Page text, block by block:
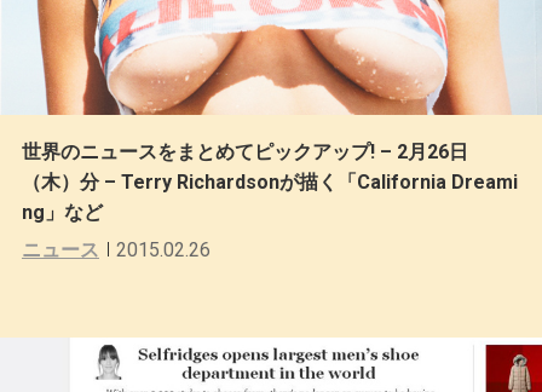
世界のニュースをまとめてピックアップ! – 2月26日
（木）分 – Terry Richardsonが描く「California Dreami
ng」など
ニュース
2015.02.26